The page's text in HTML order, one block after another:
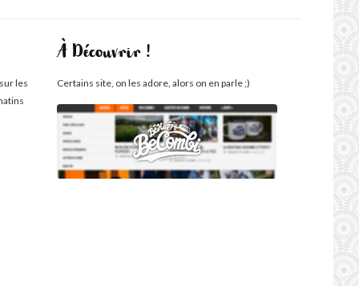
les
À Découvrir !
Certains site, on les adore, alors on en parle ;)